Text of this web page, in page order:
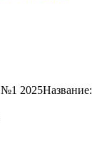
Название: